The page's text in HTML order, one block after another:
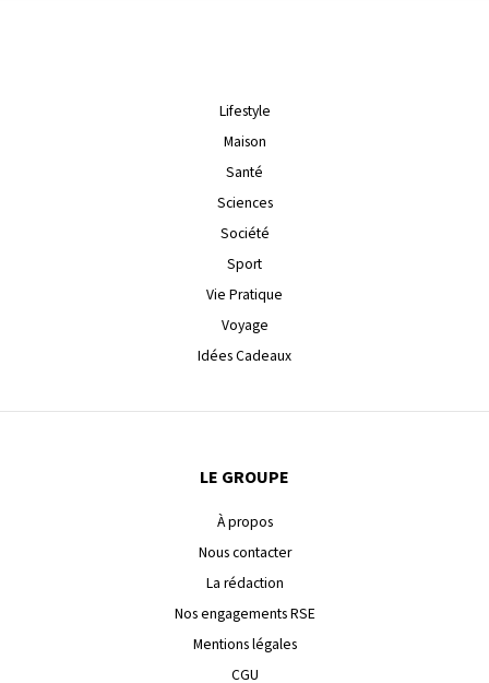
Lifestyle
Maison
Santé
Sciences
Société
Sport
Vie Pratique
Voyage
Idées Cadeaux
LE GROUPE
À propos
Nous contacter
La rédaction
Nos engagements RSE
Mentions légales
CGU